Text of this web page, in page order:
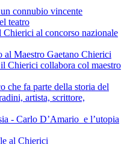
connubio vincente
teatro
Chierici al concorso nazionale
al Maestro Gaetano Chierici
Chierici collabora col maestro
che fa parte della storia del
artista, scrittore,
- Carlo D’Amario e l’utopia
al Chierici